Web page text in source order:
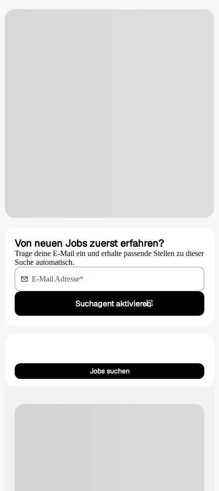
Von neuen Jobs zuerst erfahren?
Trage deine E-Mail ein und erhalte passende Stellen zu dieser
Suche automatisch.
E-Mail Adresse*
Suchagent aktivieren
Jobs suchen